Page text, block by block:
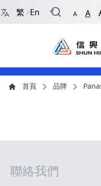
跳到捷徑選項 跳
繁 / En A A
主導航選單
主內容 首頁 品牌
聯絡我們